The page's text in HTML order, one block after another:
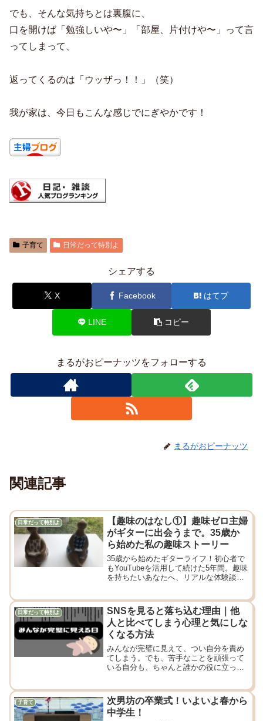
でも、そんな気持ちとは裏腹に、
口を開けば「勉強しいや〜」「部屋、片付けや〜」って言
ってしまって、
返ってくるのは「ウッザっ！！」（笑）
我が家は、今日もこんな感じでにぎやかです！
子育て 日常だって特別よ
シェアする
X Facebook はてブ
LINE コピー
まるがおピーナッツをフォローする
まるがおピーナッツ
関連記事
日常だって特別よ
【趣味のはなし①】趣味ゼロ主婦
がギターに出会うまで。35歳か
ら始めた私の趣味ストーリー
35歳から始めたギターライフ！初心者で
もYouTubeを活用して続けた5年間。趣味
を持ちたいあなたへ、リアルな体験談を
日常だって特別よ
SNSを見ると落ち込む理由｜他
人と比べてしまう心理と気にしな
くなる方法
みんなが完璧に見えて、つい自分を責め
てしまう。でも、苦手なことを頑張って
いる自分も、ちゃんと誰かの役に立って
子育て
次男坊の卒業式！いよいよ春から
中学生！